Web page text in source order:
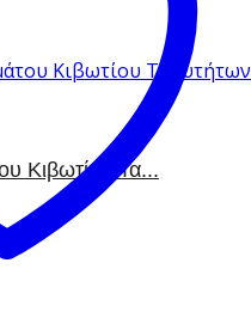
Κιβωτίου Τα...